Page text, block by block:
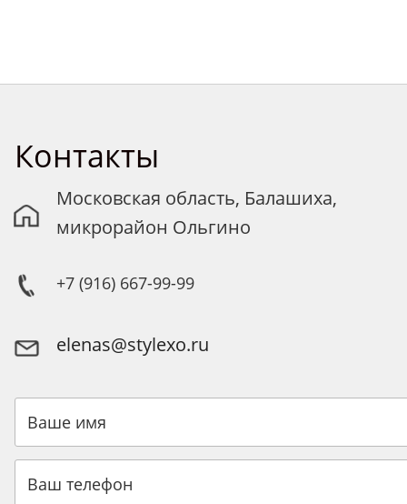
Контакты
Московская область, Балашиха,
микрорайон Ольгино
+7 (916) 667-99-99
elenas@stylexo.ru